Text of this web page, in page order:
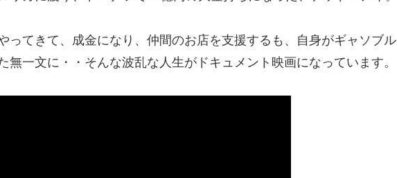
ってきて、成金になり、仲間のお店を支援するも、自身がギャソブル
無一文に・・そんな波乱な人生がドキュメント映画になっています。